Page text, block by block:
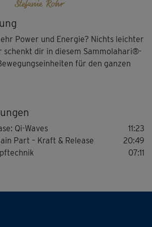
Power und Energie? Nichts leichter
schenkt dir in diesem Sammolahari®-
für den ganzen
Qi-Waves, fließenden
Release-Momenten. Am
der Meridian Klopftechnik wunderbar
Qi-Waves
11:23
Part – Kraft & Release
20:49
07:11
Stefanie Rohr